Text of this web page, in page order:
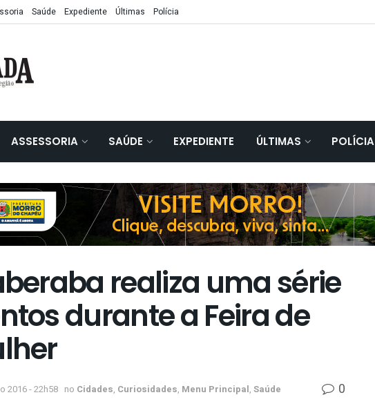
Saúde Expediente Últimas Polícia
ASSESSORIA SAÚDE EXPEDIENTE ÚLTIMAS POLÍCIA
realiza uma série
durante a Feira de
2016 - 22h58 no Cidades, Curiosidades, Menu Principal, Saúde 0